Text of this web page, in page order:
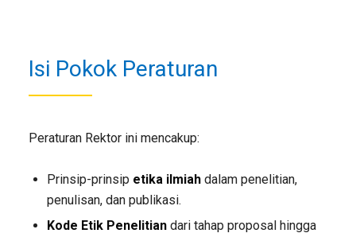
Isi Pokok Peraturan
Peraturan Rektor ini mencakup:
Prinsip-prinsip etika ilmiahdalam penelitian,
penulisan, dan publikasi.
Kode Etik Penelitiandari tahap proposal hingga